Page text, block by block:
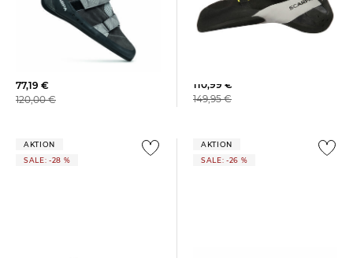
ORIGIN aus Leder
77,19 €
120,00 €
110,99 €
149,95 €
AKTION
SALE: -28 %
AKTION
SALE: -26 %